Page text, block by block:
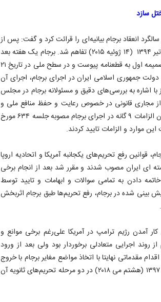
انعقاد برجام بیانیه‌ای را قرائت کرد و گفت:‌ پس از
۱۳ سال مذاکرات بین‌المللی فشرده، برجام در ۲۳ تیر ۱۳۹۴ (۱۴ ژوئیه ۲۰۱۵) تفاهم شد. برجام یک هفته بعد
با قطعنامه ۲۲۳۱ شورای امنیت تایید و به عنوان ضمیمه اول به قطعنامه پیوست و در سطح ملی در تاریخ ۲۱
دولت جمهوری اسلامی ایران در اجرای برجام، اجرای آن
به بررسی‌های دقیق و مسئولانه برجام در مجلس
از مجاری قانونی در خصوص رعایت و حفظ منافع ملی و
مصالح عالیه کشور دستوراتی را صادر و با برشمردن الزامات ۹ گانه در اجرای برجام مصوبه جلسه ۶۳۴ مورخ
قوانین رفع تحریم‌های یکجانبه آمریکا و اتحادیه اروپا
اقدامات هسته ای ایران مصوب شدند و مقرر شد بعد از انجام برخی
دادن به تمامی سوالات و ابهامات و تایید توسط
بینی شده در برجام، رفع تحریم‌ها طبق برجام اثربخش
آمدن رژیم ترامپ در آمریکا علی‌رغم برخی موانع و
روند اجرایی متعادلی برخوردار بود ولی بعد از ورود
۲۰۱۷ و پس از چند اقدام مقدماتی نهایتا با اتخاذ مواضع مغایر برجام با خروج
یکجانبه و غیرقانونی آمریکا از برجام در اردیبهشت ۱۳۹۷ (هشتم می ۲۰۱۸) در دو مرحله تحریم‌های ثانویه آن